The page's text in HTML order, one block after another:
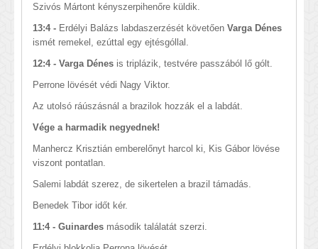
Szivós Mártont kényszerpihenőre küldik.
13:4 - Erdélyi Balázs labdaszerzését követően Varga Dénes
ismét remekel, ezúttal egy ejtésgóllal.
12:4 - Varga Dénes is triplázik, testvére passzából lő gólt.
Perrone lövését védi Nagy Viktor.
Az utolsó ráúszásnál a brazilok hozzák el a labdát.
Vége a harmadik negyednek!
Manhercz Krisztián emberelőnyt harcol ki, Kis Gábor lövése
viszont pontatlan.
Salemi labdát szerez, de sikertelen a brazil támadás.
Benedek Tibor időt kér.
11:4 - Guinardes második találatát szerzi.